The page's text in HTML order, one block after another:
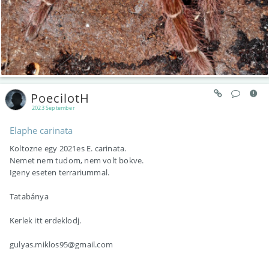
2023 September
PoecilotH
Elaphe carinata
Koltozne egy 2021es E. carinata.
Nemet nem tudom, nem volt bokve.
Igeny eseten terrariummal.
Tatabánya
Kerlek itt erdeklodj.
gulyas.miklos95@gmail.com